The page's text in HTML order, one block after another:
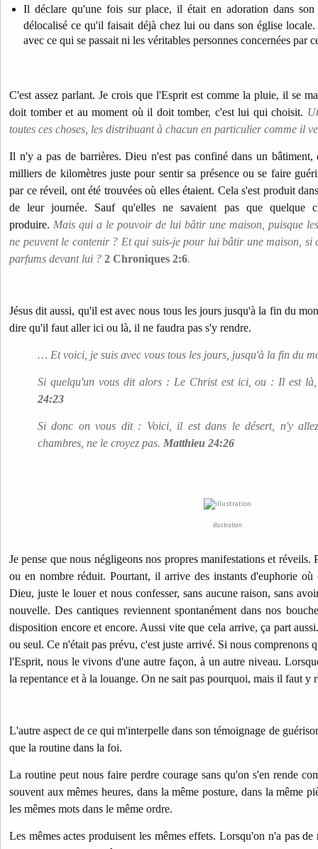
Il déclare qu'une fois sur place, il était en adoration dans
délocalisé ce qu'il faisait déjà chez lui ou dans son église
avec ce qui se passait ni les véritables personnes concernées par
C'est assez parlant. Je crois que l'Esprit est comme la pluie, il se
doit tomber et au moment où il doit tomber, c'est lui qui choisit.
toutes ces choses, les distribuant à chacun en particulier comme il
Il n'y a pas de barrières. Dieu n'est pas confiné dans un
milliers de kilomètres juste pour sentir sa présence ou se faire
par ce réveil, ont été trouvées où elles étaient. Cela s'est produit
de leur journée. Sauf qu'elles ne savaient pas que quelque
produire. Mais qui a le pouvoir de lui bâtir une maison, puisque
ne peuvent le contenir ? Et qui suis-je pour lui bâtir une maison, si
parfums devant lui ? 2 Chroniques 2:6.
Jésus dit aussi, qu'il est avec nous tous les jours jusqu'à la fin du
dire qu'il faut aller ici ou là, il ne faudra pas s'y rendre.
… Et voici, je suis avec vous tous les jours, jusqu'à la fin du
Si quelqu'un vous dit alors : Le Christ est ici, ou : Il est
24:23
Si donc on vous dit : Voici, il est dans le désert, n'y
chambres, ne le croyez pas. Matthieu 24:26
illustration
Je pense que nous négligeons nos propres manifestations et réveils.
ou en nombre réduit. Pourtant, il arrive des instants d'euphorie
Dieu, juste le louer et nous confesser, sans aucune raison, sans
nouvelle. Des cantiques reviennent spontanément dans nos
disposition encore et encore. Aussi vite que cela arrive, ça part
ou seul. Ce n'était pas prévu, c'est juste arrivé. Si nous comprenons
l'Esprit, nous le vivons d'une autre façon, à un autre niveau.
la repentance et à la louange. On ne sait pas pourquoi, mais il faut y
L'autre aspect de ce qui m'interpelle dans son témoignage de
que la routine dans la foi.
La routine peut nous faire perdre courage sans qu'on s'en rende
souvent aux mêmes heures, dans la même posture, dans la même
les mêmes mots dans le même ordre.
Les mêmes actes produisent les mêmes effets. Lorsqu'on n'a pas